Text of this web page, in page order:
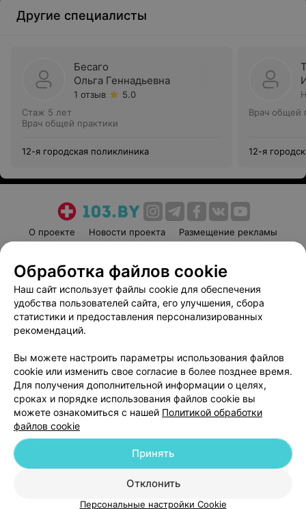
Другие специалисты
Бесаго
Ольга Геннадьевна
1 отзыв
5.0
Стаж 5 лет
Врач общей практики
12-я городская поликлиника
Врач общей
12-я
О проекте Новости проекта
Размещение рекламы
Пользовательское соглашение
Способы оплаты
Вакансии
Партнеры
Написать руководителю 103.by
Обработка персональных данных
© 2026 ООО «Артокс Лаб», УНП 191700409
| 220012, Республика Беларусь,
Служба поддержки +375 291212755
Обработка файлов cookie
Наш сайт использует файлы cookie для обеспечения
удобства пользователей сайта, его улучшения, сбора
статистики и предоставления персонализированных
рекомендаций.
Вы можете настроить параметры использования файлов
cookie или изменить свое согласие в более позднее время.
Для получения дополнительной информации о целях,
сроках и порядке использования файлов cookie вы
можете ознакомиться с нашей Политикой обработки
файлов cookie
Отклонить
Принять
Персональные настройки Cookie